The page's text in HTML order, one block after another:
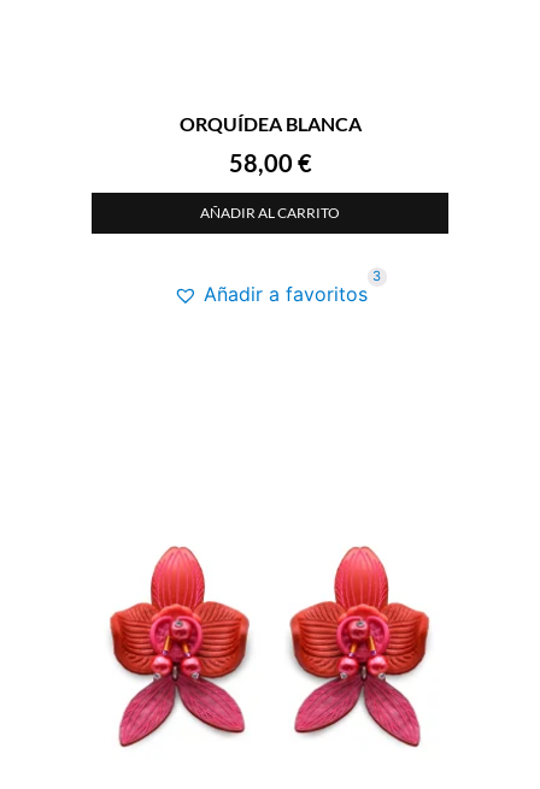
ORQUÍDEA BLANCA
58,00 €
AÑADIR AL CARRITO
Añadir a favoritos
3